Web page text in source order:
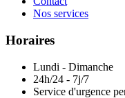
Nos services
Horaires
Lundi - Dimanche
24h/24 - 7j/7
Service d'urgence